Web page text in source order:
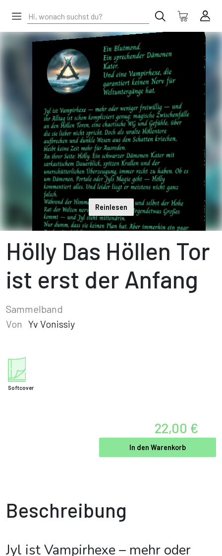
Reinlesen
Hölly Das Höllen Tor
ist erst der Anfang
Sammelband
Von Yv Vonissiy
Softcover
22,00 €
In den Warenkorb
Beschreibung
Jyl ist Vampirhexe – mehr oder